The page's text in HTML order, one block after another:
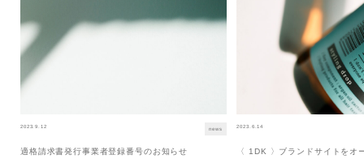
2023.9.12 news
適格請求書発行事業者登録番号のお知らせ
2023.6.14
〈 1DK 〉ブランドサイトをオ